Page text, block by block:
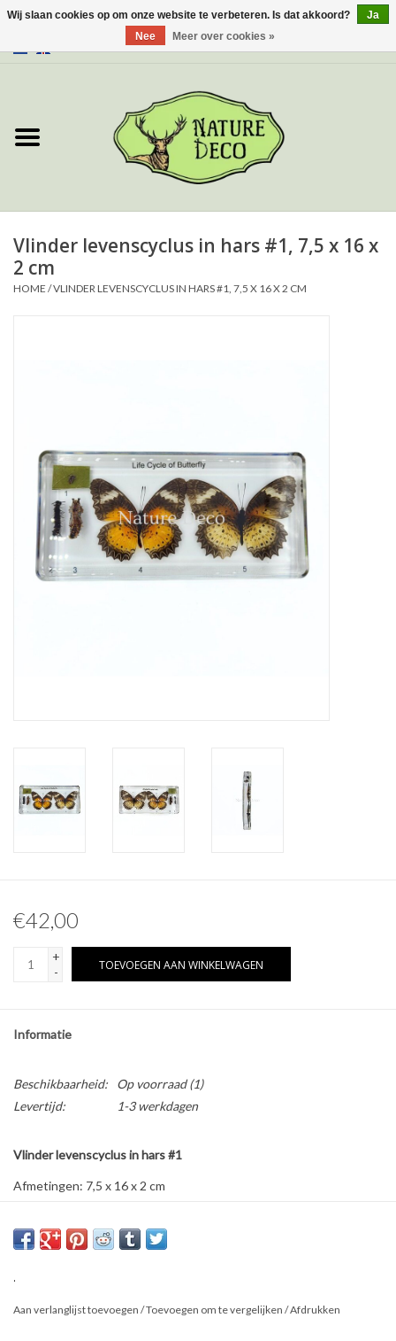
Over ons
Nieuw
Sieraden
Lijsten & Stolpen
Schedels & skeletten
Huiden & vachten
Pokémon
Vlinder levenscyclus in hars #1, 7,5 x 16 x
2 cm
HOME /VLINDER LEVENSCYCLUS IN HARS #1, 7,5 X 16 X 2 CM
€42,00
+
-
TOEVOEGEN AAN WINKELWAGEN
Informatie
Beschikbaarheid: Op voorraad(1)
Levertijd:
1-3 werkdagen
Vlinder levenscyclus in hars #1
Afmetingen: 7,5 x 16 x 2 cm
Dit is een natuurproduct, het geleverde product kan afwijken van
.
Aan verlanglijst toevoegen /Toevoegen om te vergelijken /Afdrukken
Wij slaan cookies op om onze website te verbeteren. Is dat akkoord?
Ja
Nee
Meer over cookies »